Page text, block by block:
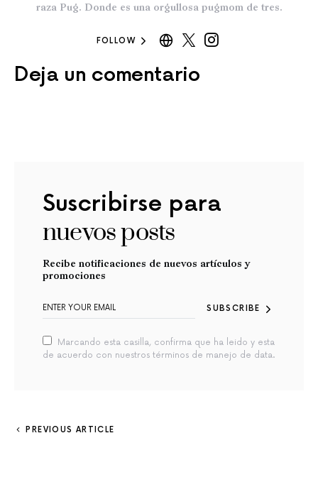
raza Pug. Donde es una orgullosa pugmom de tres.
FOLLOW
Deja un comentario
Suscribirse para
nuevos posts
Recibe notificaciones de nuevos artículos y
promociones
SUBSCRIBE
Marcando esta casilla, confirma que ha leido y esta
de acuerdo con nuestros términos de manejo de data.
PREVIOUS ARTICLE